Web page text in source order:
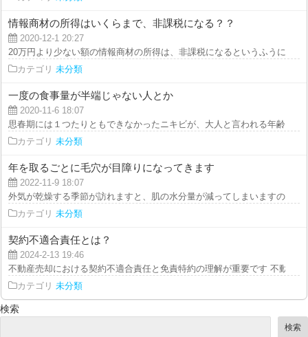
情報商材の所得はいくらまで、非課税になる？？
2020-12-1 20:27
20万円より少ない額の情報商材の所得は、非課税になるというふうになっ
カテゴリ 未分類
一度の食事量が半端じゃない人とか
2020-11-6 18:07
思春期には１つたりともできなかったニキビが、大人と言われる年齢にな
カテゴリ 未分類
年を取るごとに毛穴が目障りになってきます
2022-11-9 18:07
外気が乾燥する季節が訪れますと、肌の水分量が減ってしまいますので、
カテゴリ 未分類
契約不適合責任とは？
2024-2-13 19:46
不動産売却における契約不適合責任と免責特約の理解が重要です 不動産
カテゴリ 未分類
検索
検索